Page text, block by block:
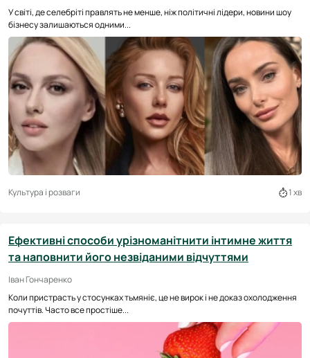
У світі, де селебріті правлять не менше, ніж політичні лідери, новини шоу
бізнесу залишаються одними...
Культура і розваги 1 хв
Ефективні способи урізноманітнити інтимне життя
та наповнити його незвіданими відчуттями
Іван Гончаренко
Коли пристрасть у стосунках тьмяніє, це не вирок і не доказ охолодження
почуттів. Часто все простіше...